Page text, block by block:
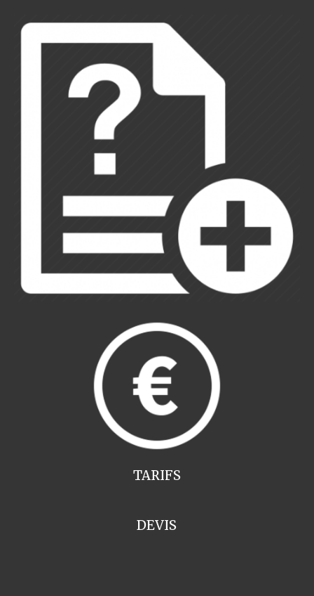
TARIFS
DEVIS